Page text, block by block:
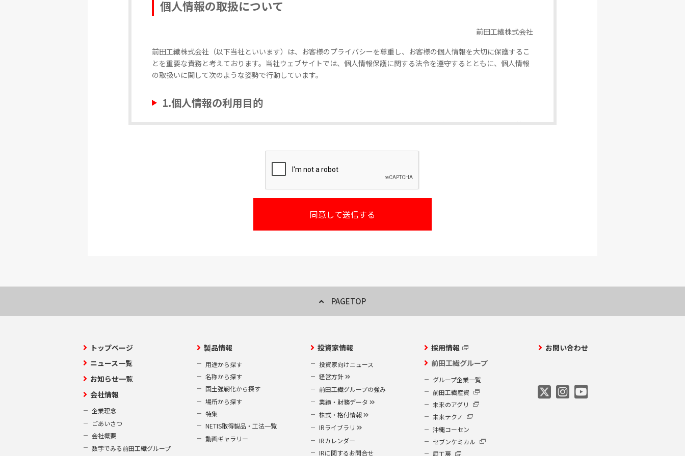
個人情報の取扱について
前田工繊株式会社
前田工繊株式会社（以下当社といいます）は、お客様のプライバシーを尊重し、お客様の個人情報を大切に保護するこ
とを重要な責務と考えております。当社ウェブサイトでは、個人情報保護に関する法令を遵守するとともに、個人情報
の取扱いに関して次のような姿勢で行動しています。
1.個人情報の利用目的
お客様から個人情報をご提供いただく場合、その情報はお客様からのお問い合わせ並びにご要望に対し、当社が回答又
またご提供いただいた後、当社事業における新製品やサービスに関する情報のお知らせのため等に利用いたします。
なお、当社はお客様の個人情報をこれら正当な目的以外に無断で利用することはいたしません。
当社はお客様からご提供いただいた個人情報を、以下の場合を除き、第三者への開示または提供することはいたしませ
法令に基づく場合その他個人情報保護法により第三者への提供が認められている場合。
当社は、当社ウェブサイト上での資料送付の申込みの受付、及びお客様からの当社へのお問い合わせ等を通して、お客
様の氏名、住所、電話番号、メールアドレス、勤務先、所属部署等の個人情報を取得いたします。
4.個人情報の開示、訂正、削除
お客様がご提供された個人情報の開示、訂正、削除を希望される場合、合理的な範囲で速やかに対応いたします。弊社
保有個人情報の開示等の請求ご希望の方は、次の申請書（A）をダウンロードし、所定の事項を全てご記入の上、本人
確認の為の書類（B）を同封し、下記窓口までご郵送ください。
〒919-0422
PAGETOP
トップページ
ニュース一覧
お知らせ一覧
会社情報
企業理念
ごあいさつ
会社概要
数字でみる前田工繊グループ
製品情報
用途から探す
名称から探す
国土強靭化から探す
場所から探す
特集
NETIS取得製品・工法一覧
動画ギャラリー
投資家情報
投資家向けニュース
経営方針
前田工繊グループの強み
業績・財務データ
株式・格付情報
IRライブラリ
IRカレンダー
IRに関するお問合せ
採用情報
前田工繊グループ
グループ企業一覧
前田工繊産資
未来のアグリ
未来テクノ
沖縄コーセン
セブンケミカル
犀工房
お問い合わせ